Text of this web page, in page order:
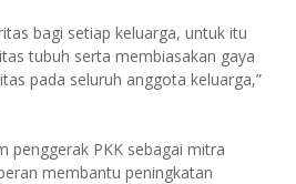
bagi setiap keluarga, untuk itu
tubuh serta membiasakan gaya
pada seluruh anggota keluarga,”
penggerak PKK sebagai mitra
membantu peningkatan